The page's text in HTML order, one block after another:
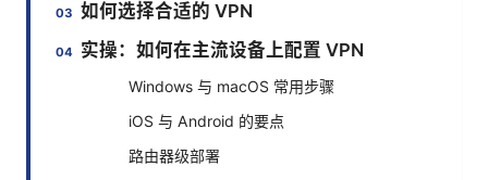
如何选择合适的 VPN
实操：如何在主流设备上配置 VPN
Windows 与 macOS 常用步骤
iOS 与 Android 的要点
路由器级部署